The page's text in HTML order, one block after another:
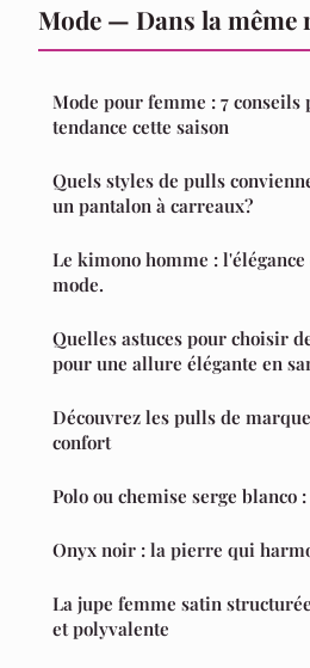
Mode — Dans la
Mode pour femme : 7 conseils
tendance cette saison
Quels styles de pulls
un pantalon à carreaux?
Le kimono homme : l'élégance
mode.
Quelles astuces pour choisir
pour une allure élégante en
Découvrez les pulls de
confort
Polo ou chemise serge blanco
Onyx noir : la pierre qui
La jupe femme satin
et polyvalente